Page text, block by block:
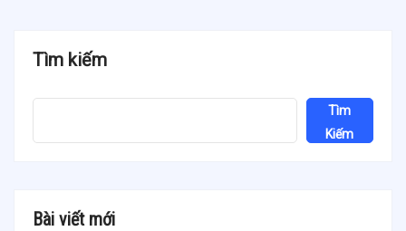
Tìm kiếm
Tìm
Kiếm
Bài viết mới